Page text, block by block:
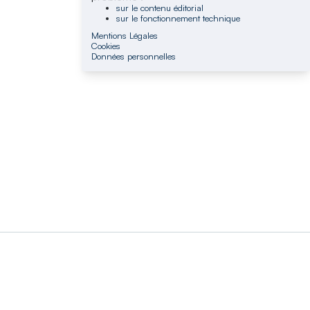
sur le contenu éditorial
sur le fonctionnement technique
Mentions Légales
Cookies
Données personnelles